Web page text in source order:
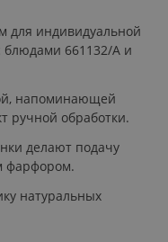
для индивидуальной
блюдами 661132/A и
напоминающей
ручной обработки.
делают подачу
фарфором.
натуральных